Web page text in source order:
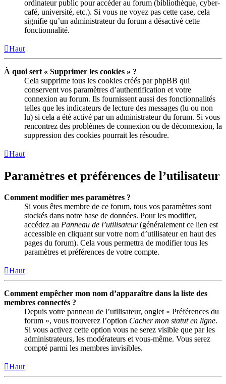
ordinateur public pour accéder au forum (bibliothèque, cyber-
café, université, etc.). Si vous ne voyez pas cette case, cela
signifie qu’un administrateur du forum a désactivé cette
fonctionnalité.
Haut
À quoi sert « Supprimer les cookies » ?
Cela supprime tous les cookies créés par phpBB qui
conservent vos paramètres d’authentification et votre
connexion au forum. Ils fournissent aussi des fonctionnalités
telles que les indicateurs de lecture des messages (lu ou non
lu) si cela a été activé par un administrateur du forum. Si vous
rencontrez des problèmes de connexion ou de déconnexion, la
suppression des cookies pourrait les résoudre.
Haut
Paramètres et préférences de l’utilisateur
Comment modifier mes paramètres ?
Si vous êtes membre de ce forum, tous vos paramètres sont
stockés dans notre base de données. Pour les modifier,
accédez au Panneau de l’utilisateur(généralement ce lien est
accessible en cliquant sur votre nom d’utilisateur en haut des
pages du forum). Cela vous permettra de modifier tous les
paramètres et préférences de votre compte.
Haut
Comment empêcher mon nom d’apparaître dans la liste des
membres connectés ?
Depuis votre panneau de l’utilisateur, onglet « Préférences du
forum », vous trouverez l’option Cacher mon statut en ligne.
Si vous activez cette option vous ne serez visible que par les
administrateurs, les modérateurs et vous-même. Vous serez
compté parmi les membres invisibles.
Haut